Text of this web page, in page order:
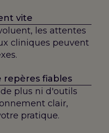
vite
les attentes
cliniques peuvent
repères fiables
plus ni d'outils
clair,
pratique.